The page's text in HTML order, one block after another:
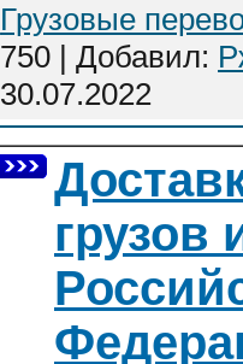
Грузовые
750 | Добавил:
30.07.2022
грузов